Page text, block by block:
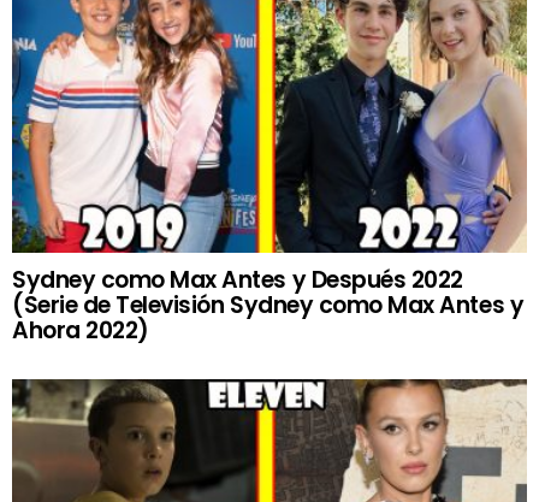
Sydney como Max Antes y Después 2022
(Serie de Televisión Sydney como Max Antes y
Ahora 2022)